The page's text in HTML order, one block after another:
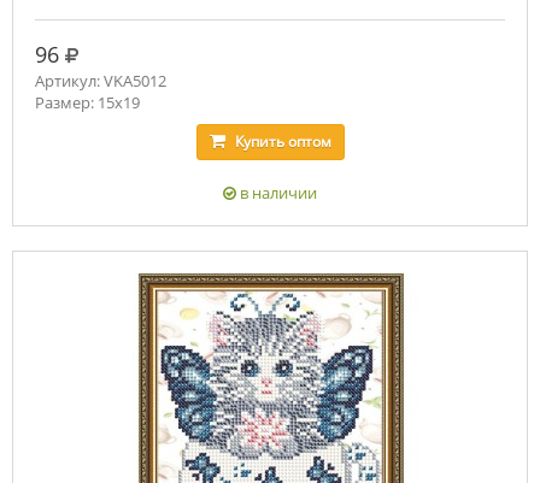
96 руб.
Артикул: VKA5012
Размер: 15х19
Купитьоптом
в наличии